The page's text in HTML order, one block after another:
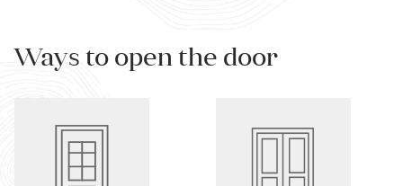
Ways to open the door